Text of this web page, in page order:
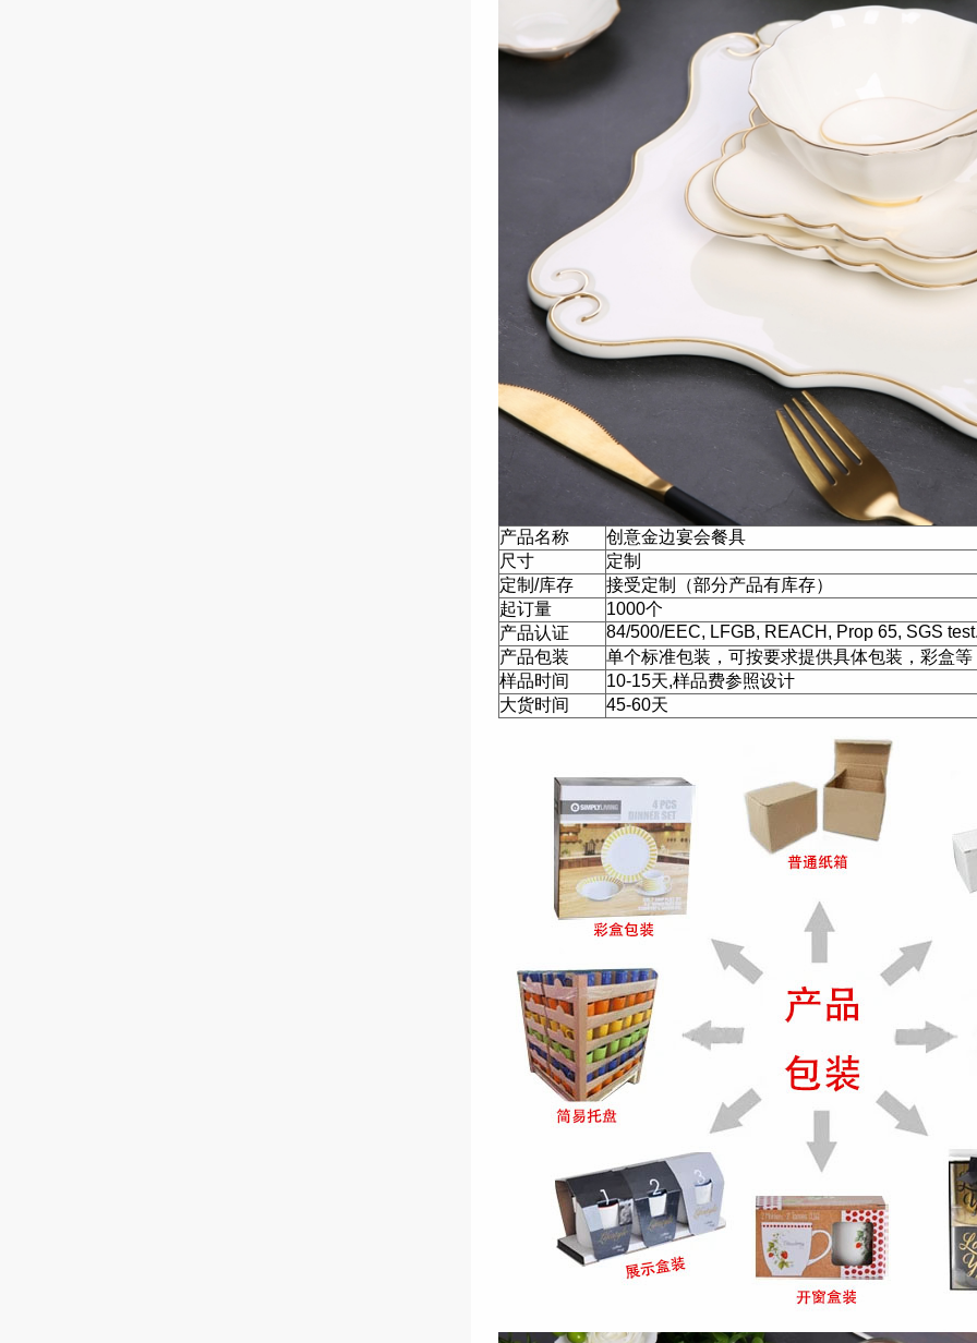
产品名称
创意金边宴会餐具
尺寸
定制
定制/库存
接受定制（部分产品有库存）
起订量
1000个
产品认证
84/500/EEC, LFGB, REACH, Prop 65, SGS
产品包装
单个标准包装，可按要求提供具体包装，彩盒等
样品时间
10-15天,样品费参照设计
大货时间
45-60天